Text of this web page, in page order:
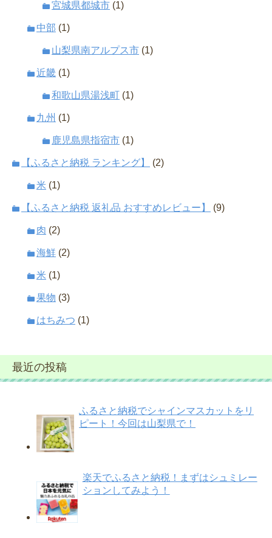
宮城県都城市 (1)
中部 (1)
山梨県南アルプス市 (1)
近畿 (1)
和歌山県湯浅町 (1)
九州 (1)
鹿児島県指宿市 (1)
【ふるさと納税 ランキング】 (2)
米 (1)
【ふるさと納税 返礼品 おすすめレビュー】 (9)
肉 (2)
海鮮 (2)
米 (1)
果物 (3)
はちみつ (1)
最近の投稿
ふるさと納税でシャインマスカットをリ
ピート！今回は山梨県で！
楽天でふるさと納税！まずはシュミレー
ションしてみよう！